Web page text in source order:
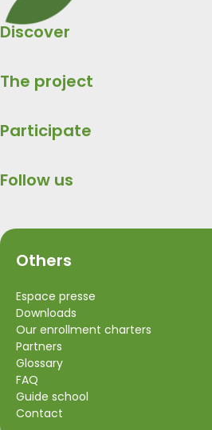
Discover
The project
Participate
Follow us
Others
Espace presse
Downloads
Our enrollment charters
Partners
Glossary
FAQ
Guide school
Contact